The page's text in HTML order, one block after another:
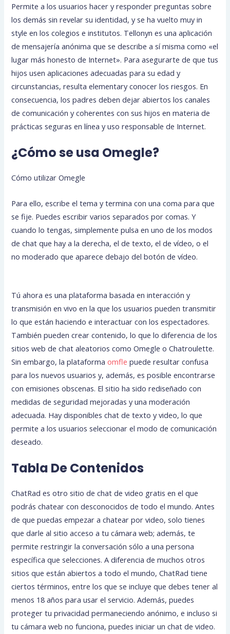
Permite a los usuarios hacer y responder preguntas sobre
los demás sin revelar su identidad, y se ha vuelto muy in
style en los colegios e institutos. Tellonyn es una aplicación
de mensajería anónima que se describe a sí misma como «el
lugar más honesto de Internet». Para asegurarte de que tus
hijos usen aplicaciones adecuadas para su edad y
circunstancias, resulta elementary conocer los riesgos. En
consecuencia, los padres deben dejar abiertos los canales
de comunicación y coherentes con sus hijos en materia de
prácticas seguras en línea y uso responsable de Internet.
¿Cómo se usa Omegle?
Cómo utilizar Omegle
Para ello, escribe el tema y termina con una coma para que
se fije. Puedes escribir varios separados por comas. Y
cuando lo tengas, simplemente pulsa en uno de los modos
de chat que hay a la derecha, el de texto, el de vídeo, o el
no moderado que aparece debajo del botón de vídeo.
Tú ahora es una plataforma basada en interacción y
transmisión en vivo en la que los usuarios pueden transmitir
lo que están haciendo e interactuar con los espectadores.
También pueden crear contenido, lo que lo diferencia de los
sitios web de chat aleatorios como Omegle o Chatroulette.
Sin embargo, la plataformaomfle puede resultar confusa
para los nuevos usuarios y, además, es posible encontrarse
con emisiones obscenas. El sitio ha sido rediseñado con
medidas de seguridad mejoradas y una moderación
adecuada. Hay disponibles chat de texto y video, lo que
permite a los usuarios seleccionar el modo de comunicación
deseado.
Tabla De Contenidos
ChatRad es otro sitio de chat de video gratis en el que
podrás chatear con desconocidos de todo el mundo. Antes
de que puedas empezar a chatear por video, solo tienes
que darle al sitio acceso a tu cámara web; además, te
permite restringir la conversación sólo a una persona
específica que selecciones. A diferencia de muchos otros
sitios que están abiertos a todo el mundo, ChatRad tiene
ciertos términos, entre los que se incluye que debes tener al
menos 18 años para usar el servicio. Además, puedes
proteger tu privacidad permaneciendo anónimo, e incluso si
tu cámara web no funciona, puedes iniciar un chat de video.